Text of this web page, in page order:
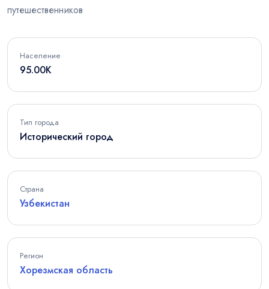
путешественников
Население
95.00K
Тип города
Исторический город
Страна
Узбекистан
Регион
Хорезмская область